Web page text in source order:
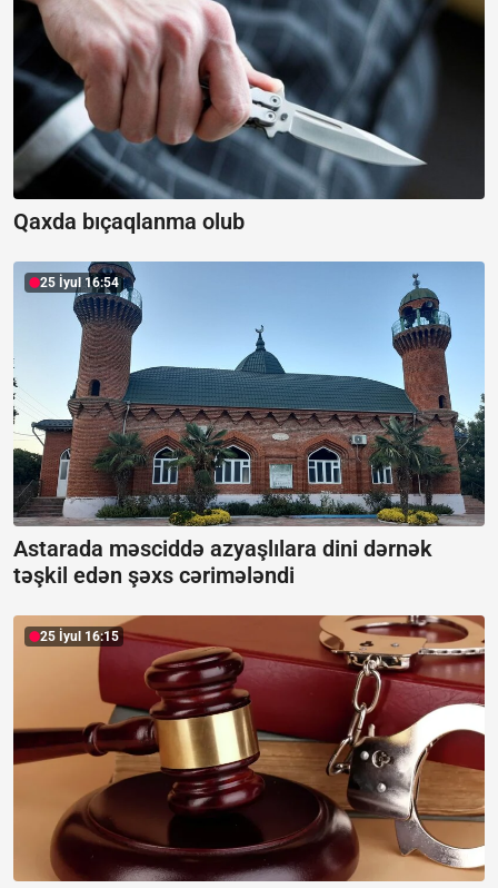
Qaxda bıçaqlanma olub
25 İyul 16:54
Astarada məsciddə azyaşlılara dini dərnək
təşkil edən şəxs cərimələndi
25 İyul 16:15